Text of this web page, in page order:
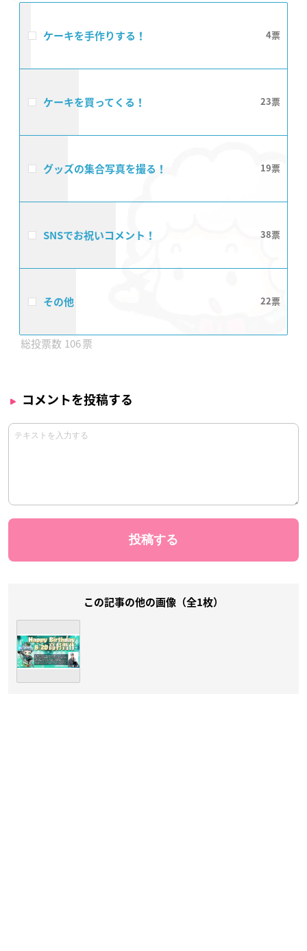
ケーキを手作りする！ 4
ケーキを買ってくる！ 23
グッズの集合写真を撮る！ 19
SNSでお祝いコメント！ 38
その他 22
106
コメントを投稿する
この記事の他の画像（全1枚）